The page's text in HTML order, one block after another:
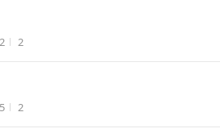
간조회수
2
간조회수
2